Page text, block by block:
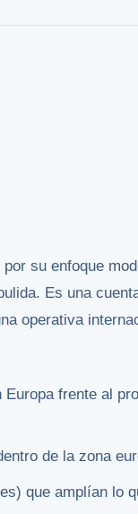
por su enfoque
Es una
operativa
frente al
de la zona
que amplían lo